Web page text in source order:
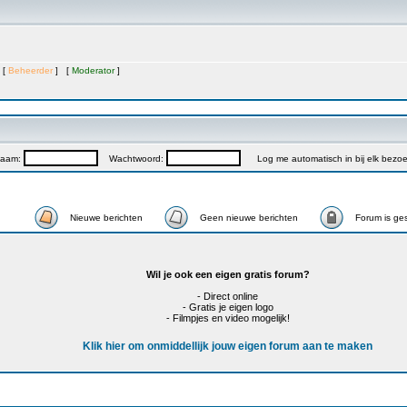
[ Beheerder ] [ Moderator]
Wachtwoord: Log me automatisch in bij elk
Nieuwe berichten Geen nieuwe berichten Forum is
Wil je ook een eigen gratis forum?
- Direct online
- Gratis je eigen logo
- Filmpjes en video mogelijk!
Klik hier om onmiddellijk jouw eigen forum aan te maken